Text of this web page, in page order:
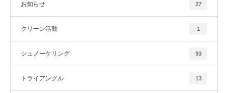
お知らせ 27
クリーン活動 1
シュノーケリング 93
トライアングル 13